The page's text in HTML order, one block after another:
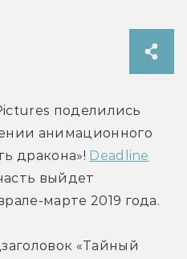
поделились
анимационного
дракона»! Deadline
выйдет
марте 2019 года.
«Тайный